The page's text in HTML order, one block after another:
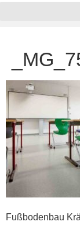
Fußbodenbau